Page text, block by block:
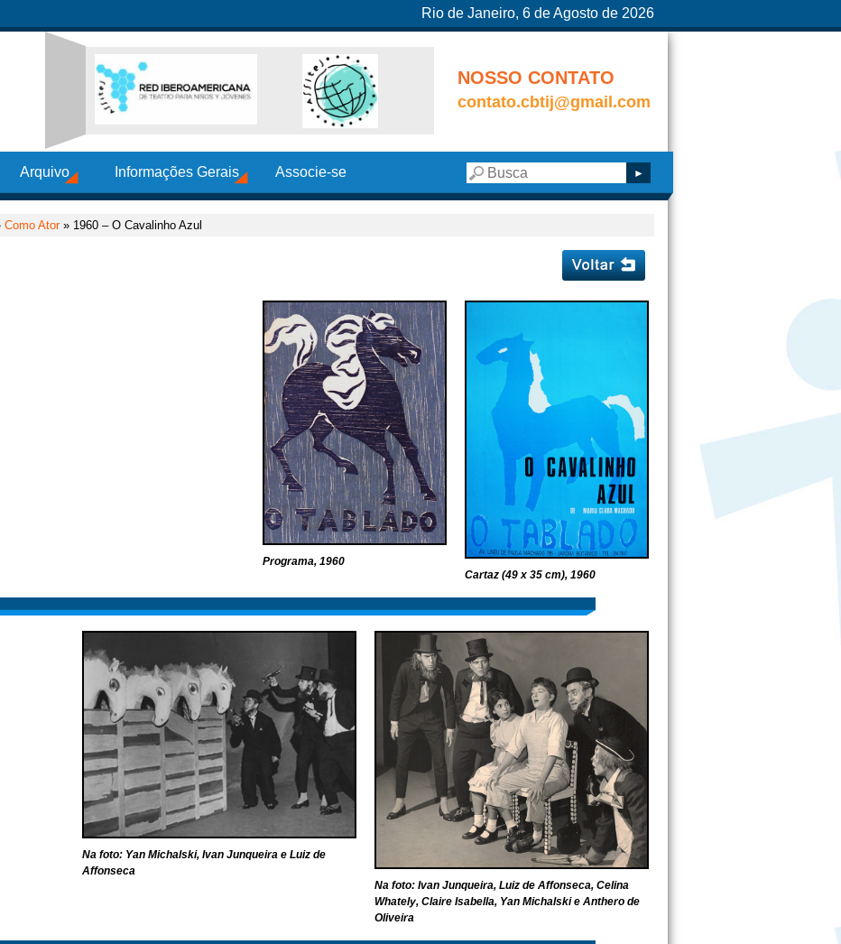
Rio de Janeiro, 6 de Agosto de 2026
NOSSO CONTATO
contato.cbtij@gmail.com
Arquivo Informações Gerais Associe-se
Como Ator» 1960 – O Cavalinho Azul
Cartaz (49 x 35 cm), 1960
Programa, 1960
Na foto: Ivan Junqueira, Luiz de Affonseca, Celina
Whately, Claire Isabella, Yan Michalski e Anthero de
Oliveira
Na foto: Yan Michalski, Ivan Junqueira e Luiz de
Affonseca